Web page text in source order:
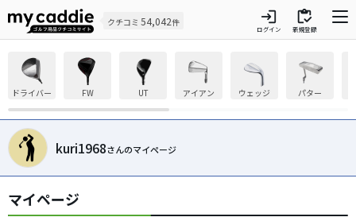
クチコミ 54,042件 login
ログイン
inventory
新規登録
ドライバー FW UT アイアン ウェッジ パター
kuri1968さんのマイページ
マイページ